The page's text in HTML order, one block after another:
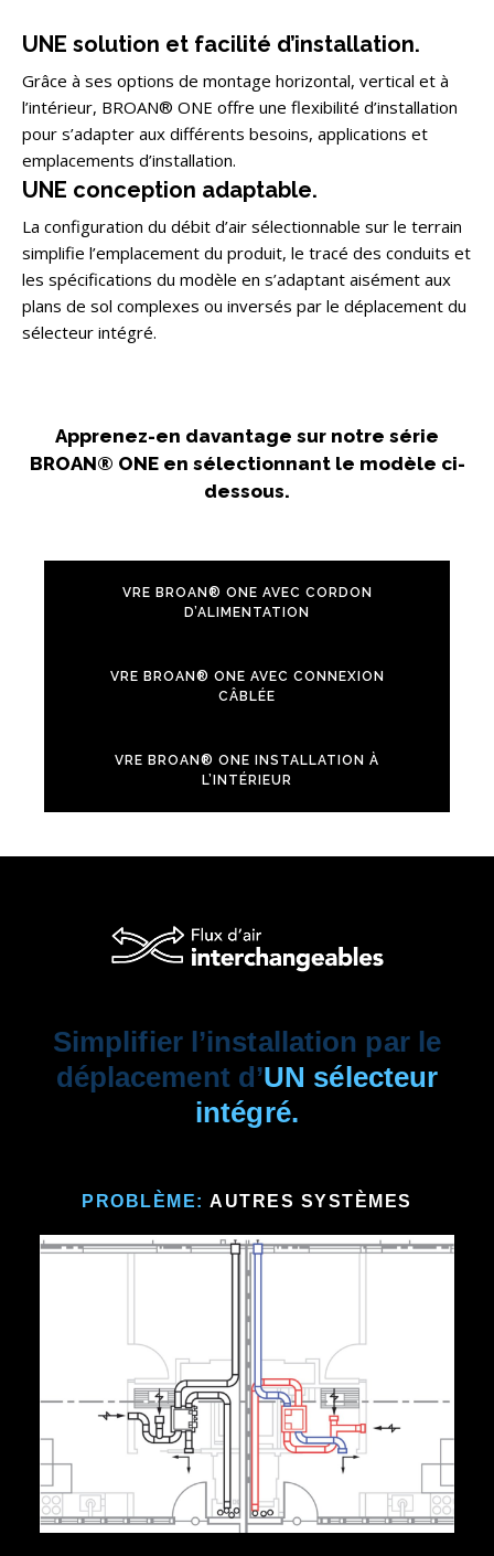
UNE solution et facilité d’installation.
Grâce à ses options de montage horizontal, vertical et à
l’intérieur, BROAN® ONE offre une flexibilité d’installation
pour s’adapter aux différents besoins, applications et
emplacements d’installation.
UNE conception adaptable.
La configuration du débit d’air sélectionnable sur le terrain
simplifie l’emplacement du produit, le tracé des conduits et
les spécifications du modèle en s’adaptant aisément aux
plans de sol complexes ou inversés par le déplacement du
sélecteur intégré.
Apprenez-en davantage sur notre série
BROAN® ONE en sélectionnant le modèle ci-
dessous.
VRE BROAN® ONE AVEC CORDON
D’ALIMENTATION
VRE BROAN® ONE AVEC CONNEXION
CÂBLÉE
VRE BROAN® ONE INSTALLATION À
L’INTÉRIEUR
Simplifier l’installation par le
déplacement d’UN sélecteur
intégré.
PROBLÈME: AUTRES SYSTÈMES